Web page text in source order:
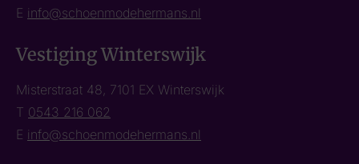
E info@schoenmodehermans.nl
Vestiging Winterswijk
Misterstraat 48, 7101 EX Winterswijk
T 0543 216 062
E info@schoenmodehermans.nl